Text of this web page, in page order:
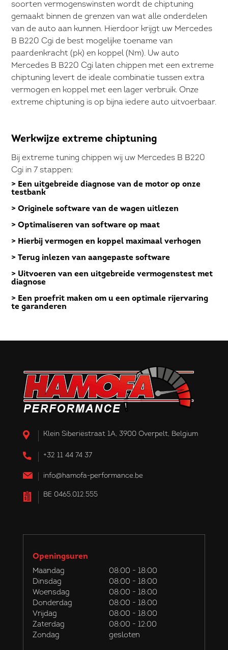
soorten vermogenswinsten wordt de chiptuning
gemaakt binnen de grenzen van wat alle onderdelen
van de auto aan kunnen. Hierdoor krijgt uw Mercedes
B B220 Cgi de best mogelijke toename van
paardenkracht (pk) en koppel (Nm). Uw auto
Mercedes B B220 Cgi laten chippen met een extreme
chiptuning levert de ideale combinatie tussen extra
vermogen en koppel met een lager verbruik. Onze
extreme chiptuning is op bijna iedere auto uitvoerbaar.
Werkwijze extreme chiptuning
Bij extreme tuning chippen wij uw Mercedes B B220
Cgi in 7 stappen:
> Een uitgebreide diagnose van de motor op onze
testbank
> Originele software van de wagen uitlezen
> Optimaliseren van software op maat
> Hierbij vermogen en koppel maximaal verhogen
> Terug inlezen van aangepaste software
> Uitvoeren van een uitgebreide vermogenstest met
diagnose
> Een proefrit maken om u een optimale rijervaring
te garanderen
Klein Siberiëstraat 1A, 3900 Overpelt, Belgium
+32 11 44 74 37
info@hamofa-performance.be
BE 0465.012.555
Openingsuren
Maandag
08:00 - 18:00
Dinsdag
08:00 - 18:00
Woensdag
08:00 - 18:00
Donderdag
08:00 - 18:00
Vrijdag
08:00 - 18:00
Zaterdag
08:00 - 12:00
Zondag
gesloten